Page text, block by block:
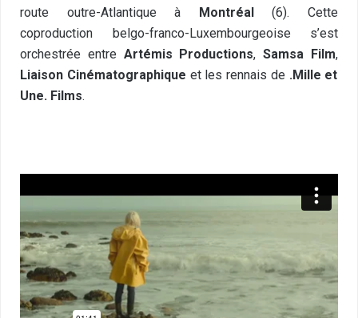
route outre-Atlantique à Montréal(6). Cette
coproduction belgo-franco-Luxembourgeoise s’est
orchestrée entre Artémis Productions, Samsa Film,
Liaison Cinématographique et les rennais de .Mille et
Une. Films.